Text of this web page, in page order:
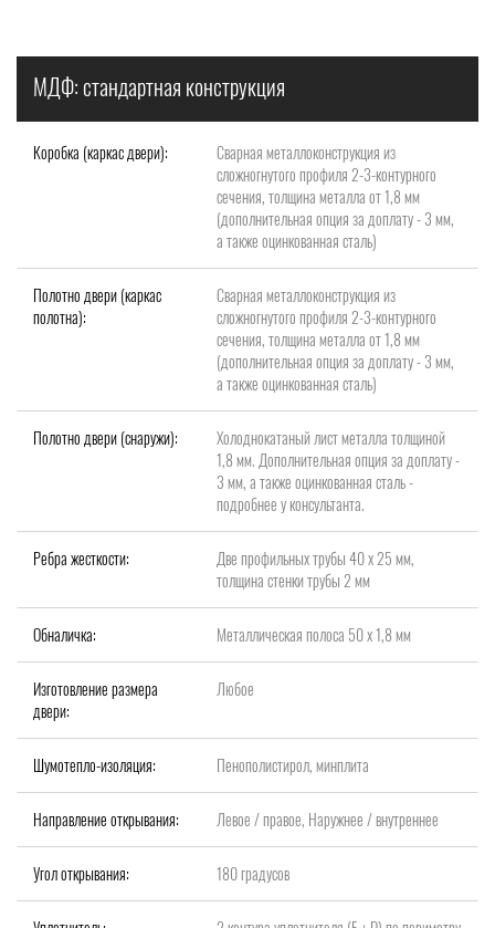
МДФ: стандартная конструкция
Коробка (каркас двери):
Сварная металлоконструкция из
сложногнутого профиля 2-3-контурного
сечения, толщина металла от 1,8 мм
(дополнительная опция за доплату - 3 мм,
а также оцинкованная сталь)
Полотно двери (каркас
полотна):
Сварная металлоконструкция из
сложногнутого профиля 2-3-контурного
сечения, толщина металла от 1,8 мм
(дополнительная опция за доплату - 3 мм,
а также оцинкованная сталь)
Полотно двери (снаружи):
Холоднокатаный лист металла толщиной
1,8 мм. Дополнительная опция за доплату -
3 мм, а также оцинкованная сталь -
подробнее у консультанта.
Ребра жесткости:
Две профильных трубы 40 х 25 мм,
толщина стенки трубы 2 мм
Обналичка: Металлическая полоса 50 х 1,8 мм
Изготовление размера
двери:
Любое
Шумотепло-изоляция: Пенополистирол, минплита
Направление открывания: Левое / правое, Наружнее / внутреннее
Угол открывания: 180 градусов